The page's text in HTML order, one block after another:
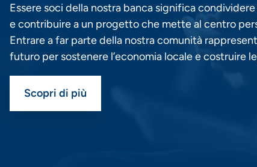
Essere soci della nostra banca significa
e contribuire a un progetto che mette al centro
Entrare a far parte della nostra comunità
futuro per sostenere l’economia locale e costruire
Scopri di più